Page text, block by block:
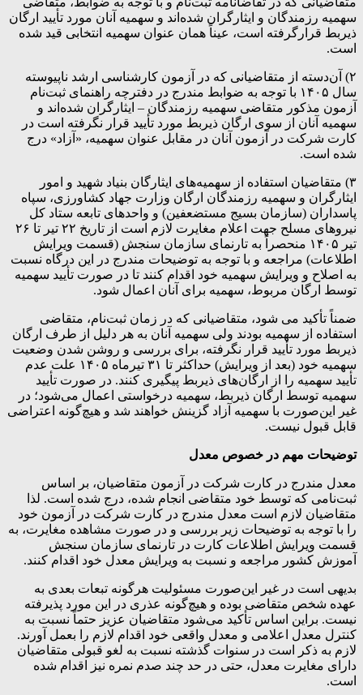
سهمیه رزمندگان و ایثارگران شده‌اند و سهمیه آنان مورد تأیید ارگان
ذیربط قرارگرفته است، عیناً همان عنوان سهمیه انتخابی قید شده
است.
۲) آن‌دسته از متقاضیانی که در آزمون کارشناسی ارشد ناپیوسته
سال ۱۴۰۵ با توجه به ضوابط مندرج در دفترچه راهنمای ثبت‌نام
آزمون مذکور متقاضی سهمیه رزمندگان – ایثارگران شده‌اند و
سهمیه آنان از سوی ارگان ذیربط مورد تأیید قرار نگرفته است در
کارت شرکت در آزمون آنان در مقابل عنوان سهمیه، «آزاد» درج
شده است.
۳) متقاضیان استفاده از سهمیه‌های ایثارگان بنیاد شهید و امور
ایثارگران و سهمیه رزمندگان ارگان وزارت جهاد کشاورزی، سپاه
پاسداران (سازمان بسیج مستضعفین) و واحدهای تابعه ستاد کل
نیروهای مسلح جهت اعلام مغایرت لازم است از تاریخ ۲۲ تیر تا ۲۶
تیر ۱۴۰۵ منحصراً به تارنمای سازمان سنجش (قسمت ویرایش
اطلاعات) مراجعه و با توجه به توضیحات مندرج در این درگاه نسبت
به اصلاح و ویرایش سهمیه خود اقدام کنند تا در صورت تأیید سهمیه
توسط ارگان مربوط، سهمیه برای آنان اعمال شود.
ضمناً تأکید می شود، متقاضیانی که در زمان ثبت‌نام، متقاضی
استفاده از سهمیه بودند ولی سهمیه آنان به هر دلیل از طرف ارگان
ذیربط مورد تأیید قرار نگرفته، برای بررسی و روشن شدن وضعیت
سهمیه خود (بعد از ویرایش) حداکثر تا ۳۱ تیرماه ۱۴۰۵ علت عدم
تأیید سهمیه را از ارگان‌های ذیربط پیگیری کنند. در صورت تأیید
سهمیه توسط ارگان ذیربط، سهمیه درخواستی اعمال می‌شود؛ در
غیر این‌صورت با سهمیه آزاد گزینش خواهند شد و هیچ‌گونه اعتراضی
قابل قبول نیست.
توضیحات مهم‌ در خصوص معدل
معدل مندرج در کارت شرکت در آزمون متقاضیان، بر اساس
ثبت‌نامی که توسط خود متقاضی انجام شده، درج شده است. لذا
متقاضیان لازم است معدل مندرج در کارت شرکت در آزمون خود
را با توجه به توضیحات زیر بررسی و در صورت مشاهده مغایرت، به
قسمت ویرایش اطلاعات کارت در تارنمای سازمان سنجش
آموزش کشور مراجعه و نسبت به ویرایش معدل خود اقدام کنند.
بدیهی است در غیر این‌صورت مسئولیت هرگونه تبعات بعدی به
عهده شخص متقاضی بوده و هیچ‌گونه عذری در این مورد پذیرفته
نیست. براین اساس تأکید می‌شود متقاضیان عزیز حتماً نسبت به
کنترل معدل اعلامی و معدل واقعی خود اقدام لازم را بعمل آورند.
لازم به ذکر است در سنوات گذشته نسبت به لغو قبولی متقاضیان
دارای مغایرت معدل، حتی در حد چند صدم نمره نیز اقدام شده
است.